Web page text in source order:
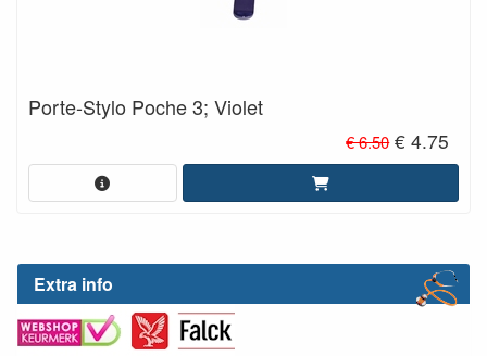
Extra info
Porte-Stylo Poche 3; Violet
€ 6.50€ 4.75